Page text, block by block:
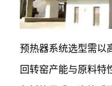
预热器系统选型需以
回转窑产能与原料特